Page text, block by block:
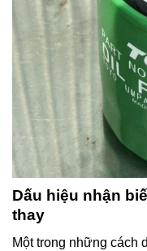
Dấu hiệu nhận
thay
Một trong những cách